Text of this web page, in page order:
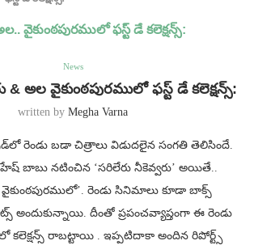
వైకుంఠపురములో ఫస్ట్ డే కలెక్షన్స్:
News
& అల వైకుంఠపురములో ఫస్ట్ డే కలెక్షన్స్:
written by Megha Varna
రెండు బడా చిత్రాలు విడుదలైన సంగతి తెలిసిందే.
బాబు నటించిన ‘సరిలేరు నీకెవ్వరు’ అయితే..
రెండు సినిమాలు కూడా బాక్స్
అందుకున్నాయి. దీంతో ప్రపంచవ్యాప్తంగా ఈ రెండు
కలెక్షన్స్ రాబట్టాయి . ఇప్పటిదాకా అందిన రిపోర్ట్స్